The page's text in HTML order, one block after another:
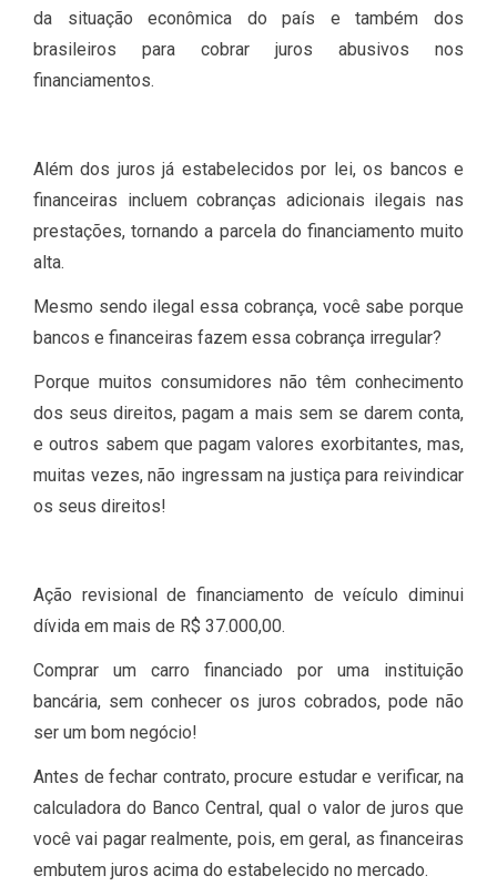
da situação econômica do país e também dos
brasileiros para cobrar juros abusivos nos
financiamentos.
Além dos juros já estabelecidos por lei, os bancos e
financeiras incluem cobranças adicionais ilegais nas
prestações, tornando a parcela do financiamento muito
alta.
Mesmo sendo ilegal essa cobrança, você sabe porque
bancos e financeiras fazem essa cobrança irregular?
Porque muitos consumidores não têm conhecimento
dos seus direitos, pagam a mais sem se darem conta,
e outros sabem que pagam valores exorbitantes, mas,
muitas vezes, não ingressam na justiça para reivindicar
os seus direitos!
Ação revisional de financiamento de veículo diminui
dívida em mais de R$ 37.000,00.
Comprar um carro financiado por uma instituição
bancária, sem conhecer os juros cobrados, pode não
ser um bom negócio!
Antes de fechar contrato, procure estudar e verificar, na
calculadora do Banco Central, qual o valor de juros que
você vai pagar realmente, pois, em geral, as financeiras
embutem juros acima do estabelecido no mercado.